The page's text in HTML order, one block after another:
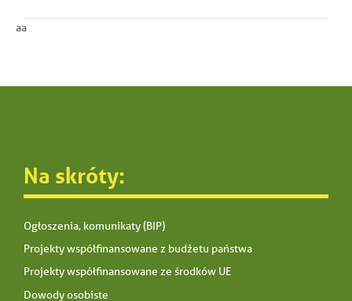
aa
Na skróty:
Ogłoszenia, komunikaty (BIP)
Projekty współfinansowane z budżetu państwa
Projekty współfinansowane ze środków UE
Dowody osobiste